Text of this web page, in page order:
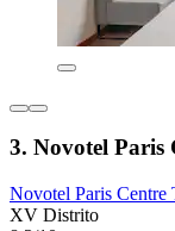
3. Novotel Paris
Novotel Paris Centre
XV Distrito